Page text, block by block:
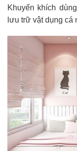
Khuyến khích
lưu trữ vật dụng cá